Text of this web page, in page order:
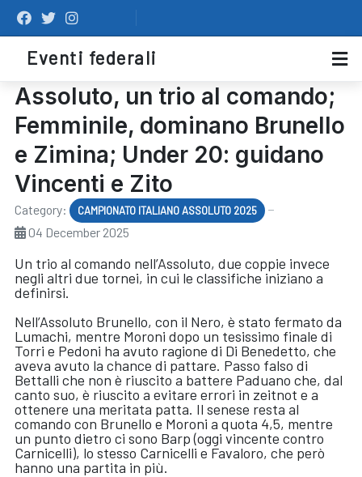
Eventi federali
Assoluto, un trio al comando;
Femminile, dominano Brunello
e Zimina; Under 20: guidano
Vincenti e Zito
Category: CAMPIONATO ITALIANO ASSOLUTO 2025
04 December 2025
Un trio al comando nell’Assoluto, due coppie invece
negli altri due tornei, in cui le classifiche iniziano a
definirsi.
Nell’Assoluto Brunello, con il Nero, è stato fermato da
Lumachi, mentre Moroni dopo un tesissimo finale di
Torri e Pedoni ha avuto ragione di Di Benedetto, che
aveva avuto la chance di pattare. Passo falso di
Bettalli che non è riuscito a battere Paduano che, dal
canto suo, è riuscito a evitare errori in zeitnot e a
ottenere una meritata patta. Il senese resta al
comando con Brunello e Moroni a quota 4,5, mentre
un punto dietro ci sono Barp (oggi vincente contro
Carnicelli), lo stesso Carnicelli e Favaloro, che però
hanno una partita in più.